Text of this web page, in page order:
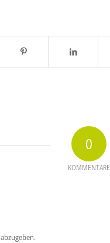
0
KOMMENTARE